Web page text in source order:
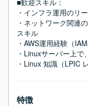
■歓迎スキル：
・インフラ運用のリ
・ネットワーク関連
スキル
・AWS運用経験（
・Linuxサーバー上
・Linux 知識（LPIC
特徴